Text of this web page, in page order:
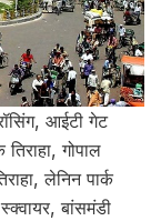
आईटी गेट
गोपाल
लेनिन पार्क
बांसमंडी